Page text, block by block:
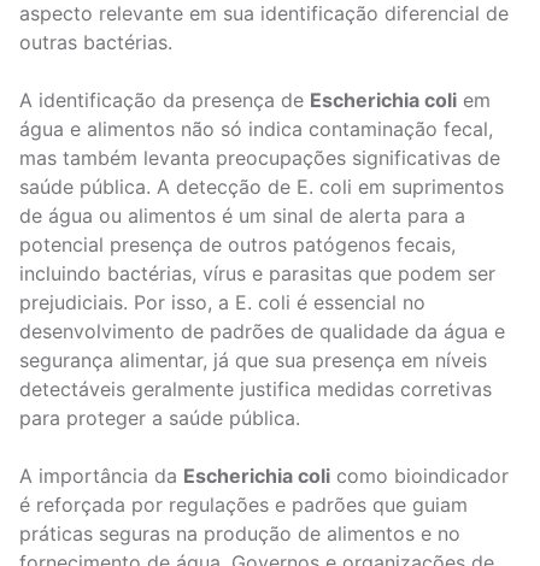
aspecto relevante em sua identificação diferencial de
outras bactérias.
A identificação da presença de Escherichia coli em
água e alimentos não só indica contaminação fecal,
mas também levanta preocupações significativas de
saúde pública. A detecção de E. coli em suprimentos
de água ou alimentos é um sinal de alerta para a
potencial presença de outros patógenos fecais,
incluindo bactérias, vírus e parasitas que podem ser
prejudiciais. Por isso, a E. coli é essencial no
desenvolvimento de padrões de qualidade da água e
segurança alimentar, já que sua presença em níveis
detectáveis geralmente justifica medidas corretivas
para proteger a saúde pública.
A importância da Escherichia coli como bioindicador
é reforçada por regulações e padrões que guiam
práticas seguras na produção de alimentos e no